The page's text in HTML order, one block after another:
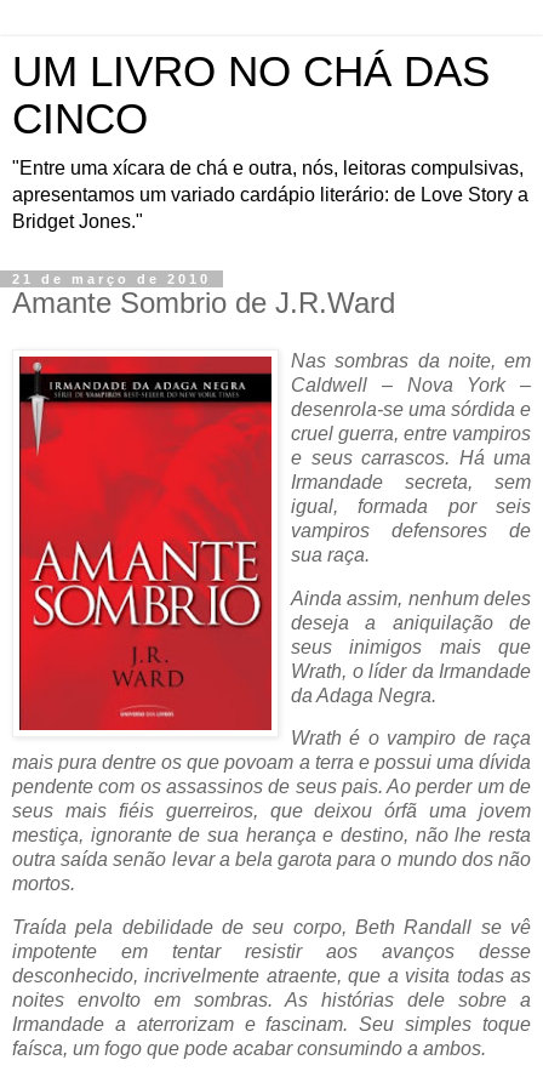
UM LIVRO NO CHÁ DAS
CINCO
"Entre uma xícara de chá e outra, nós, leitoras compulsivas,
apresentamos um variado cardápio literário: de Love Story a
Bridget Jones."
21 de março de 2010
Amante Sombrio de J.R.Ward
Nas sombras da noite, em
Caldwell – Nova York –
desenrola-se uma sórdida e
cruel guerra, entre vampiros
e seus carrascos. Há uma
Irmandade secreta, sem
igual, formada por seis
vampiros defensores de
sua raça.
Ainda assim, nenhum deles
deseja a aniquilação de
seus inimigos mais que
Wrath, o líder da Irmandade
da Adaga Negra.
Wrath é o vampiro de raça
mais pura dentre os que povoam a terra e possui uma dívida
pendente com os assassinos de seus pais. Ao perder um de
seus mais fiéis guerreiros, que deixou órfã uma jovem
mestiça, ignorante de sua herança e destino, não lhe resta
outra saída senão levar a bela garota para o mundo dos não
mortos.
Traída pela debilidade de seu corpo, Beth Randall se vê
impotente em tentar resistir aos avanços desse
desconhecido, incrivelmente atraente, que a visita todas as
noites envolto em sombras. As histórias dele sobre a
Irmandade a aterrorizam e fascinam. Seu simples toque
faísca, um fogo que pode acabar consumindo a ambos.